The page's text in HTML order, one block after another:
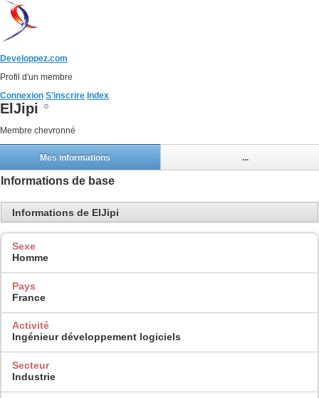
Developpez.com
Profil d'un membre
Connexion S'inscrire Index
ElJipi
Membre chevronné
Mes informations ...
Informations de base
Informations de ElJipi
Sexe
Homme
Pays
France
Activité
Ingénieur développement logiciels
Secteur
Industrie